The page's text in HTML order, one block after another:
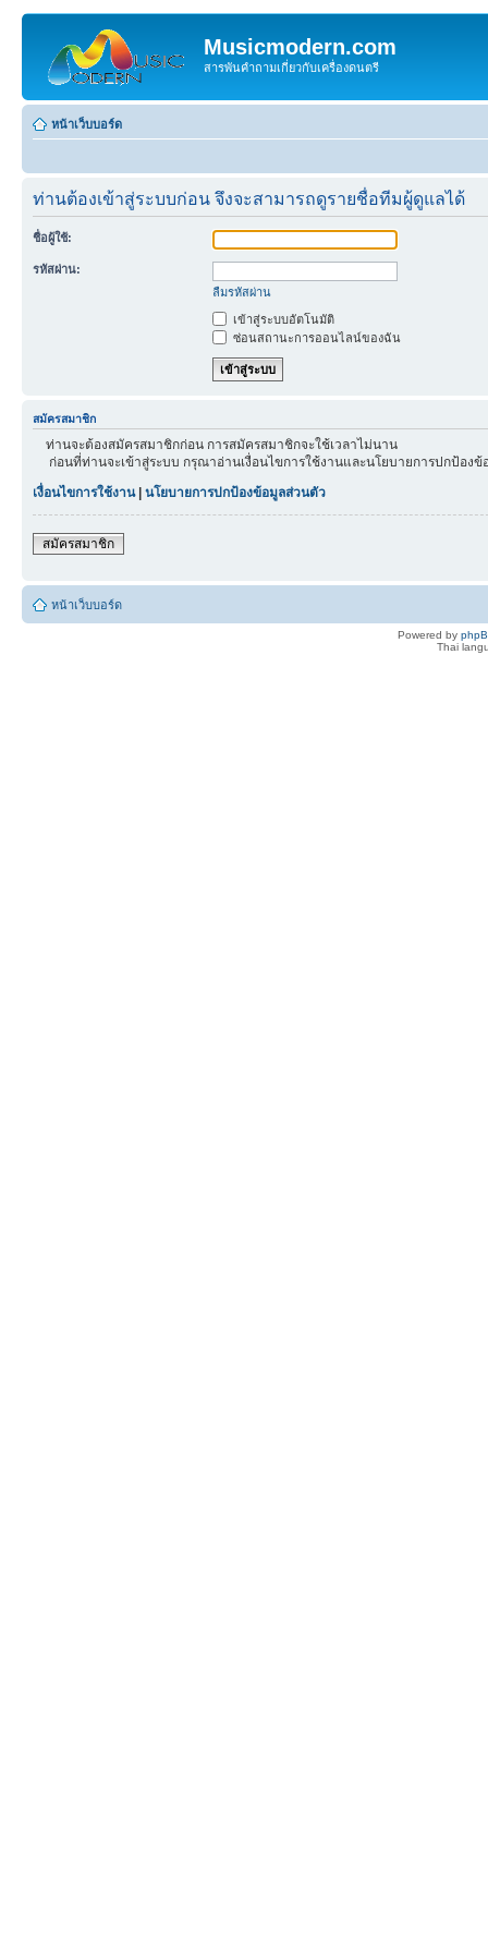
Musicmodern.com
สารพันคำถามเกี่ยวกับเครื่องดนตรี
หน้าเว็บบอร์ด
ท่านต้องเข้าสู่ระบบก่อน จึงจะสามารถดูรายชื่อทีมผู้ดูแลได้
ชื่อผู้ใช้:
รหัสผ่าน:
ลืมรหัสผ่าน
เข้าสู่ระบบอัตโนมัติ
ซ่อนสถานะการออนไลน์ของฉัน
สมัครสมาชิก
ท่านจะต้องสมัครสมาชิกก่อน การสมัครสมาชิกจะใช้เวลาไม่นาน
ก่อนที่ท่านจะเข้าสู่ระบบ กรุณาอ่านเงื่อนไขการใช้งานและนโยบายการปกป้อง
เงื่อนไขการใช้งาน| นโยบายการปกป้องข้อมูลส่วนตัว
สมัครสมาชิก
หน้าเว็บบอร์ด
Powered by
Thai